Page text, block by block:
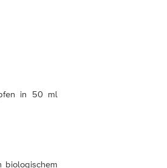
in 50 ml
biologischem